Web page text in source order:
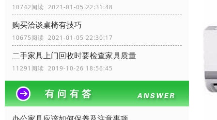
10742阅读 2021-01-05 22:31:48
购买洽谈桌椅有技巧
10675阅读 2021-01-05 22:30:17
二手家具上门回收时要检查家具质量
11291阅读 2019-10-26 18:56:45